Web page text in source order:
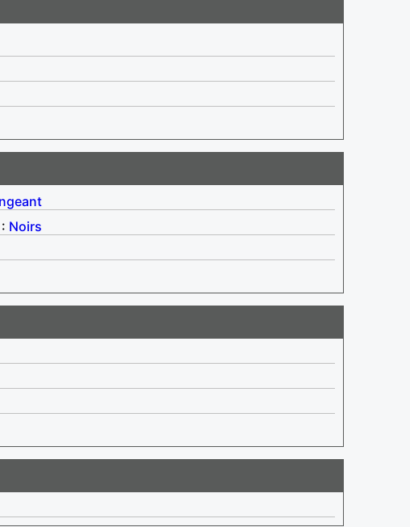
Noirs